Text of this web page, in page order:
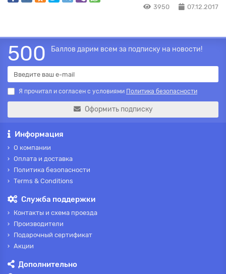
3950 07.12.2017
500 Баллов дарим всем за подписку на новости!
Я прочитал и согласен с условиями Политика безопасности
Оформить подписку
Информация
О компании
Оплата и доставка
Политика безопасности
Terms & Conditions
Служба поддержки
Контакты и схема проезда
Производители
Подарочный сертификат
Акции
Дополнительно